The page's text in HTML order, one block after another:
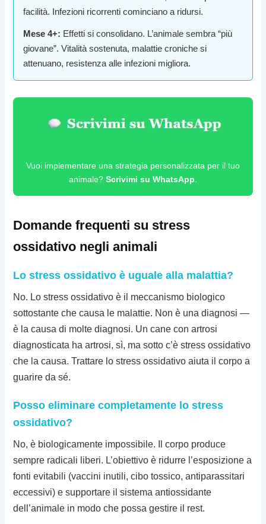
facilità. Infezioni ricorrenti cominciano a ridursi.
Mese 4+: Effetti si consolidano. L’animale sembra “più
giovane”. Vitalità sostenuta, malattie croniche si
attenuano, resistenza alle infezioni migliora.
Vuoi implementare una strategia personalizzata per il tuo
animale? Scrivimi su WhatsApp
Domande frequenti su stress
ossidativo negli animali
Lo stress ossidativo è uguale alla malattia?
No. Lo stress ossidativo è il meccanismo biologico
sottostante che causa le malattie. Non è una diagnosi —
è la causa di molte diagnosi. Un cane con artrosi
diagnosticata ha artrosi, sì, ma sotto c’è stress ossidativo
che la causa. Trattare lo stress ossidativo aiuta il corpo a
guarire da sé.
Posso eliminare completamente lo stress
ossidativo?
No, è biologicamente impossibile. Il corpo produce
sempre radicali liberi. L’obiettivo è ridurre l’esposizione a
fonti evitabili (vaccini inutili, cibo tossico, antiparassitari
eccessivi) e supportare il sistema antiossidante
dell’animale in modo che possa gestire il rest.